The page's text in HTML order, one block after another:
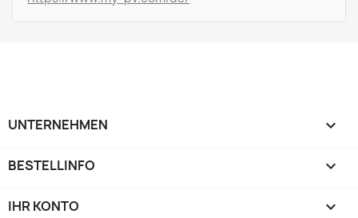
UNTERNEHMEN 
BESTELLINFO 
IHR KONTO 